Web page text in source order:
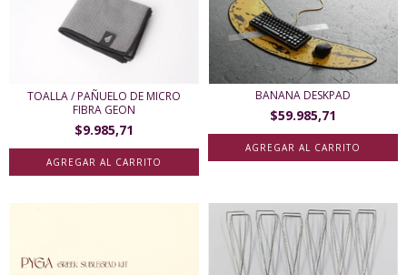
TOALLA / PAÑUELO DE MICRO
FIBRA GEON
$9.985,71
BANANA DESKPAD
$59.985,71